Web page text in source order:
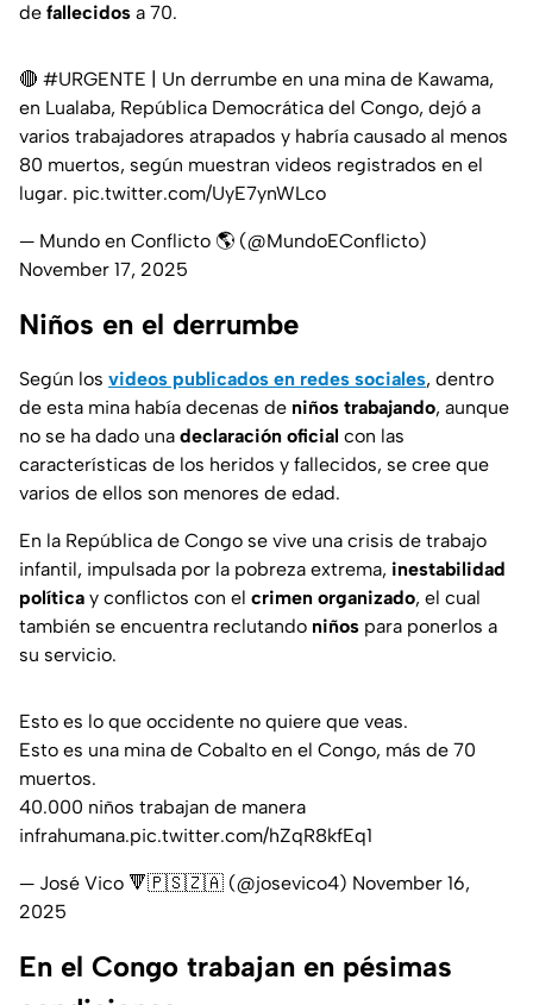
de fallecidos a 70.
🔴 #URGENTE | Un derrumbe en una mina de Kawama,
en Lualaba, República Democrática del Congo, dejó a
varios trabajadores atrapados y habría causado al menos
80 muertos, según muestran videos registrados en el
lugar. pic.twitter.com/UyE7ynWLco
— Mundo en Conflicto 🌎 (@MundoEConflicto)
November 17, 2025
Niños en el derrumbe
Según los videos publicados en redes sociales, dentro
de esta mina había decenas de niños trabajando, aunque
no se ha dado una declaración oficial con las
características de los heridos y fallecidos, se cree que
varios de ellos son menores de edad.
En la República de Congo se vive una crisis de trabajo
infantil, impulsada por la pobreza extrema, inestabilidad
política y conflictos con el crimen organizado, el cual
también se encuentra reclutando niños para ponerlos a
su servicio.
Esto es lo que occidente no quiere que veas.
Esto es una mina de Cobalto en el Congo, más de 70
muertos.
40.000 niños trabajan de manera
infrahumana.pic.twitter.com/hZqR8kfEq1
— José Vico 🔻🇵🇸🇿🇦 (@josevico4) November 16,
2025
En el Congo trabajan en pésimas